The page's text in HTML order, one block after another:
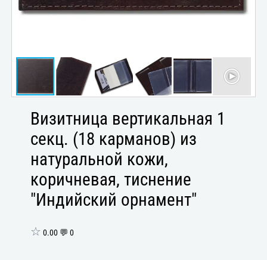
Визитница вертикальная 1
секц. (18 карманов) из
натуральной кожи,
коричневая, тиснение
"Индийский орнамент"
☆ 0.00 💬 0